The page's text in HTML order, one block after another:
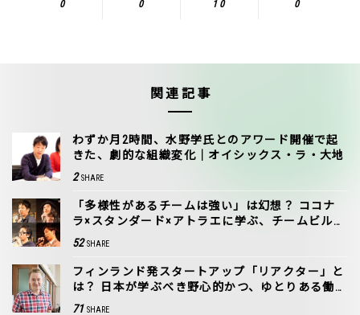
0 0 10 0
関連記事
わずか月2時間、水野学氏とのアワード開催で起
きた、劇的な組織変化｜オイシックス・ラ・大地
2 SHARE
「多様性があるチームは強い」は幻想？ ココナ
ラ×スタンダード×アトラエに学ぶ、チームビルデ
ィングの秘訣
52 SHARE
フィンランド発スタートアップ「リアクター」と
は？ 日本が学ぶべき野心的かつ、ゆとりある働き
方
71 SHARE